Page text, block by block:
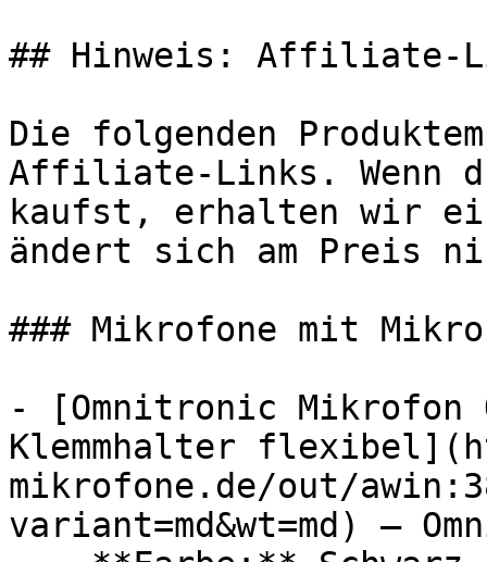
## Hinweis: Affiliate-
Die folgenden
Affiliate-Links. Wenn
kaufst, erhalten wir
ändert sich am Preis
### Mikrofone mit
- [Omnitronic Mikrofon
Klemmhalter
mikrofone.de/out/
variant=md&wt=md) —